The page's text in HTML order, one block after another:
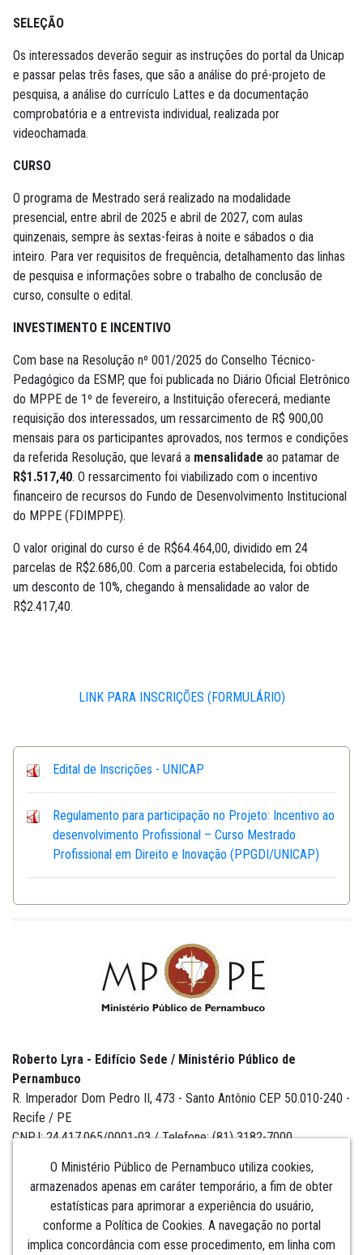
SELEÇÃO
Os interessados deverão seguir as instruções do portal da Unicap
e passar pelas três fases, que são a análise do pré-projeto de
pesquisa, a análise do currículo Lattes e da documentação
comprobatória e a entrevista individual, realizada por
videochamada.
CURSO
O programa de Mestrado será realizado na modalidade
presencial, entre abril de 2025 e abril de 2027, com aulas
quinzenais, sempre às sextas-feiras à noite e sábados o dia
inteiro. Para ver requisitos de frequência, detalhamento das linhas
de pesquisa e informações sobre o trabalho de conclusão de
curso, consulte o edital.
INVESTIMENTO E INCENTIVO
Com base na Resolução nº 001/2025 do Conselho Técnico-
Pedagógico da ESMP, que foi publicada no Diário Oficial Eletrônico
do MPPE de 1º de fevereiro, a Instituição oferecerá, mediante
requisição dos interessados, um ressarcimento de R$ 900,00
mensais para os participantes aprovados, nos termos e condições
da referida Resolução, que levará a mensalidade ao patamar de
R$1.517,40. O ressarcimento foi viabilizado com o incentivo
financeiro de recursos do Fundo de Desenvolvimento Institucional
do MPPE (FDIMPPE).
O valor original do curso é de R$64.464,00, dividido em 24
parcelas de R$2.686,00. Com a parceria estabelecida, foi obtido
um desconto de 10%, chegando à mensalidade ao valor de
R$2.417,40.
LINK PARA INSCRIÇÕES (FORMULÁRIO)
Edital de Inscrições - UNICAP
Regulamento para participação no Projeto: Incentivo ao
desenvolvimento Profissional – Curso Mestrado
Profissional em Direito e Inovação (PPGDI/UNICAP)
O Ministério Público de Pernambuco utiliza cookies,
armazenados apenas em caráter temporário, a fim de obter
estatísticas para aprimorar a experiência do usuário,
conforme a Política de Cookies. A navegação no portal
implica concordância com esse procedimento, em linha com
Roberto Lyra - Edifício Sede / Ministério Público de
Pernambuco
R. Imperador Dom Pedro II, 473 - Santo Antônio CEP 50.010-240 -
Recife / PE
CNPJ: 24.417.065/0001-03 / Telefone: (81) 3182-7000
Institucional